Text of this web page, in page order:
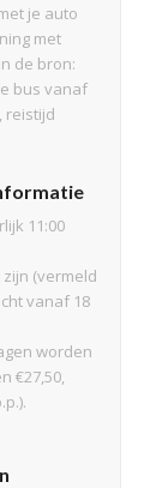
je auto
met
de bron:
bus vanaf
reistijd
11:00
(vermeld
vanaf 18
worden
€27,50,